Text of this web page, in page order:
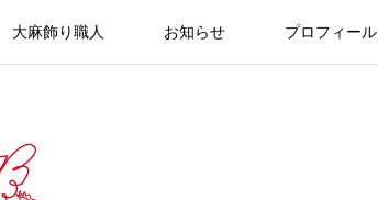
大麻飾り職人 お知らせ プロフィール